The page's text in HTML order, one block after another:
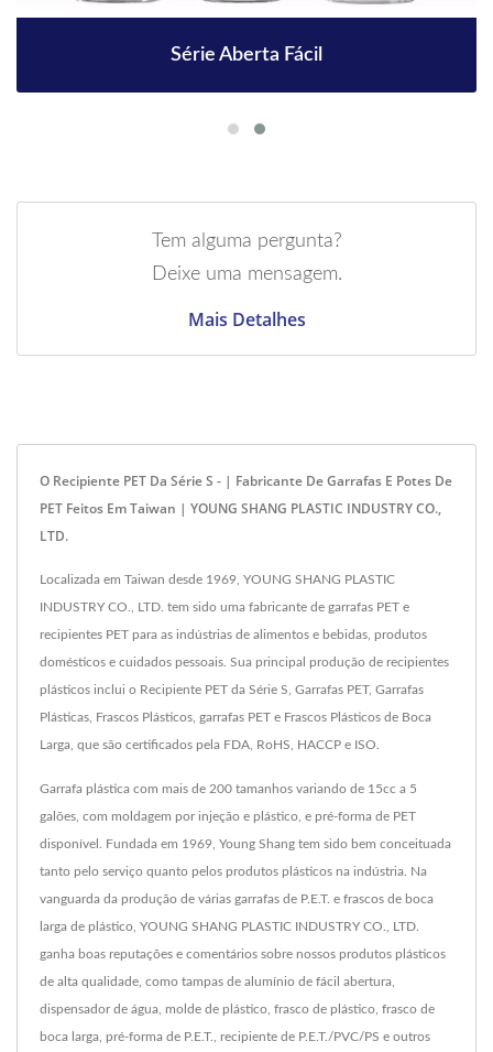
Série Aberta Fácil
Tem alguma pergunta?
Deixe uma mensagem.
Mais Detalhes
O Recipiente PET Da Série S - | Fabricante De Garrafas E Potes De
PET Feitos Em Taiwan | YOUNG SHANG PLASTIC INDUSTRY CO.,
LTD.
Localizada em Taiwan desde 1969, YOUNG SHANG PLASTIC
INDUSTRY CO., LTD. tem sido uma fabricante de garrafas PET e
recipientes PET para as indústrias de alimentos e bebidas, produtos
domésticos e cuidados pessoais. Sua principal produção de recipientes
plásticos inclui o Recipiente PET da Série S, Garrafas PET, Garrafas
Plásticas, Frascos Plásticos, garrafas PET e Frascos Plásticos de Boca
Larga, que são certificados pela FDA, RoHS, HACCP e ISO.
Garrafa plástica com mais de 200 tamanhos variando de 15cc a 5
galões, com moldagem por injeção e plástico, e pré-forma de PET
disponível. Fundada em 1969, Young Shang tem sido bem conceituada
tanto pelo serviço quanto pelos produtos plásticos na indústria. Na
vanguarda da produção de várias garrafas de P.E.T. e frascos de boca
larga de plástico, YOUNG SHANG PLASTIC INDUSTRY CO., LTD.
ganha boas reputações e comentários sobre nossos produtos plásticos
de alta qualidade, como tampas de alumínio de fácil abertura,
dispensador de água, molde de plástico, frasco de plástico, frasco de
boca larga, pré-forma de P.E.T., recipiente de P.E.T./PVC/PS e outros